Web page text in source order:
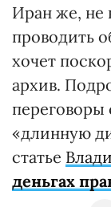
Иран же, не
проводить
хочет
архив.
переговоры
«длинную
статье
деньгах